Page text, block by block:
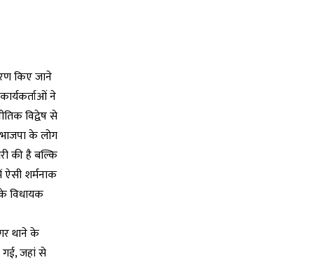
किए जाने
ने
विद्वेष से
के लोग
की है बल्कि
शर्मनाक
विधायक
थाने के
गई, जहां से